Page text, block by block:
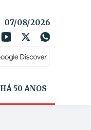
07/08/2026
HÁ 50 ANOS